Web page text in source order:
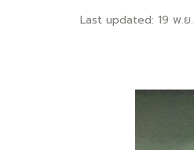
Last updated: 19 พ.ย